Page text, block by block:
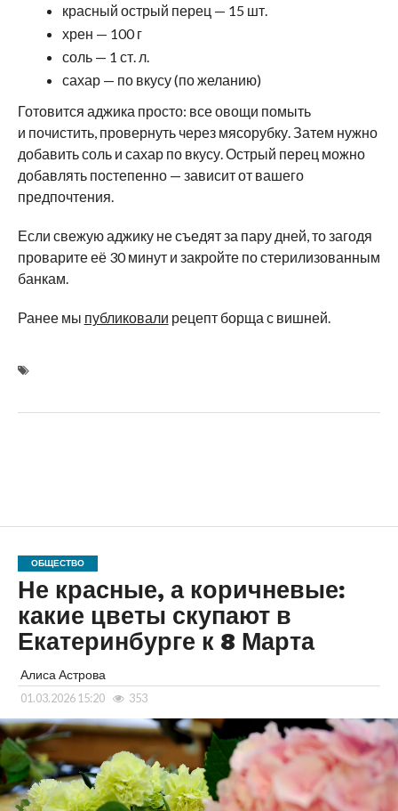
красный острый перец — 15 шт.
хрен — 100 г
соль — 1 ст. л.
сахар — по вкусу (по желанию)
Готовится аджика просто: все овощи помыть
и почистить, провернуть через мясорубку. Затем нужно
добавить соль и сахар по вкусу. Острый перец можно
добавлять постепенно — зависит от вашего
предпочтения.
Если свежую аджику не съедят за пару дней, то загодя
проварите её 30 минут и закройте по стерилизованным
банкам.
Ранее мы публиковали рецепт борща с вишней.
ОБЩЕСТВО
Не красные, а коричневые:
какие цветы скупают в
Екатеринбурге к 8 Марта
Алиса Астрова
01.03.2026 15:20 353